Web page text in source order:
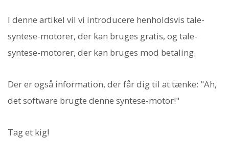
I denne artikel vil vi introducere henholdsvis tale-
syntese-motorer, der kan bruges gratis, og tale-
syntese-motorer, der kan bruges mod betaling.
Der er også information, der får dig til at tænke: "Ah,
det software brugte denne syntese-motor!"
Tag et kig!